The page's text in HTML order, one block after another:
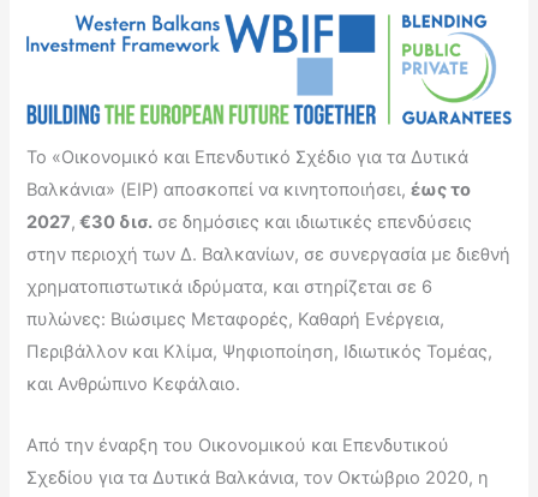
Το «Οικονομικό και Επενδυτικό Σχέδιο για τα Δυτικά
Βαλκάνια» (EIP) αποσκοπεί να κινητοποιήσει,έως το
2027, €30 δισ. σε δημόσιες και ιδιωτικές επενδύσεις
στην περιοχή των Δ. Βαλκανίων, σε συνεργασία με διεθνή
χρηματοπιστωτικά ιδρύματα, και στηρίζεται σε 6
πυλώνες: Βιώσιμες Μεταφορές, Καθαρή Ενέργεια,
Περιβάλλον και Κλίμα, Ψηφιοποίηση, Ιδιωτικός Τομέας,
και Ανθρώπινο Κεφάλαιο.
Από την έναρξη του Οικονομικού και Επενδυτικού
Σχεδίου για τα Δυτικά Βαλκάνια, τον Οκτώβριο 2020, η